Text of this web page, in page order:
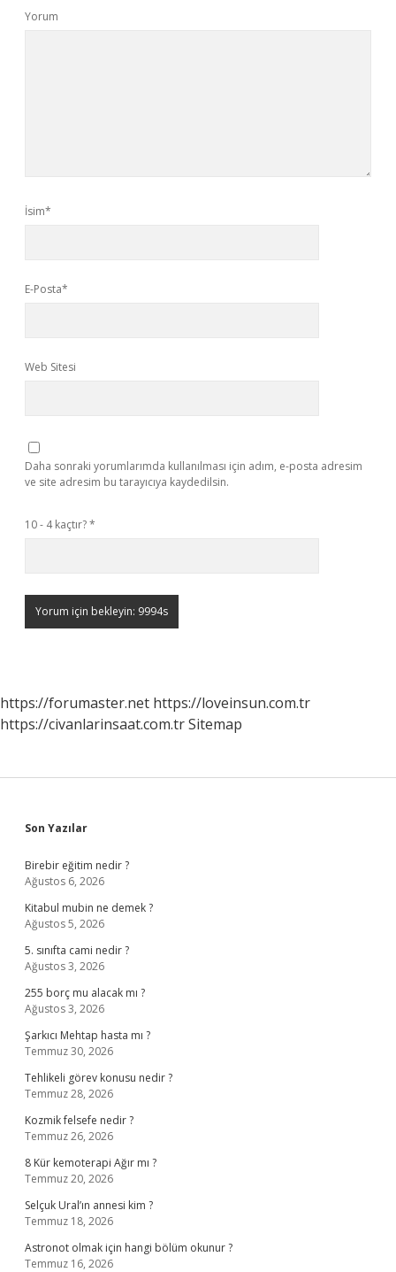
Yorum
İsim*
E-Posta*
Web Sitesi
Daha sonraki yorumlarımda kullanılması için adım, e-posta adresim
ve site adresim bu tarayıcıya kaydedilsin.
10 - 4 kaçtır?*
https://forumaster.net https://loveinsun.com.tr
https://civanlarinsaat.com.trSitemap
Sidebar
Son Yazılar
Birebir eğitim nedir ?
Ağustos 6, 2026
Kitabul mubin ne demek ?
Ağustos 5, 2026
5. sınıfta cami nedir ?
Ağustos 3, 2026
255 borç mu alacak mı ?
Ağustos 3, 2026
Şarkıcı Mehtap hasta mı ?
Temmuz 30, 2026
Tehlikeli görev konusu nedir ?
Temmuz 28, 2026
Kozmik felsefe nedir ?
Temmuz 26, 2026
8 Kür kemoterapi Ağır mı ?
Temmuz 20, 2026
Selçuk Ural’ın annesi kim ?
Temmuz 18, 2026
Astronot olmak için hangi bölüm okunur ?
Temmuz 16, 2026